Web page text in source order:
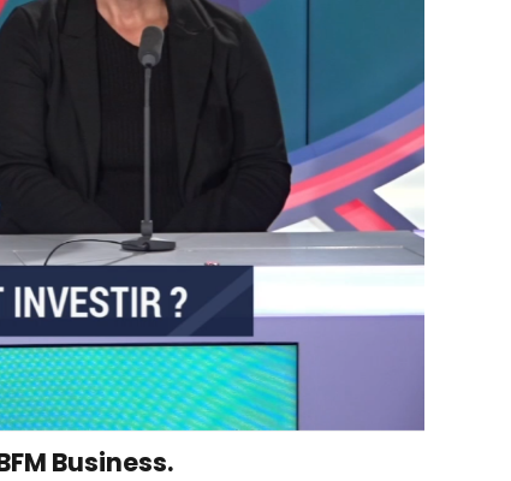
Business.